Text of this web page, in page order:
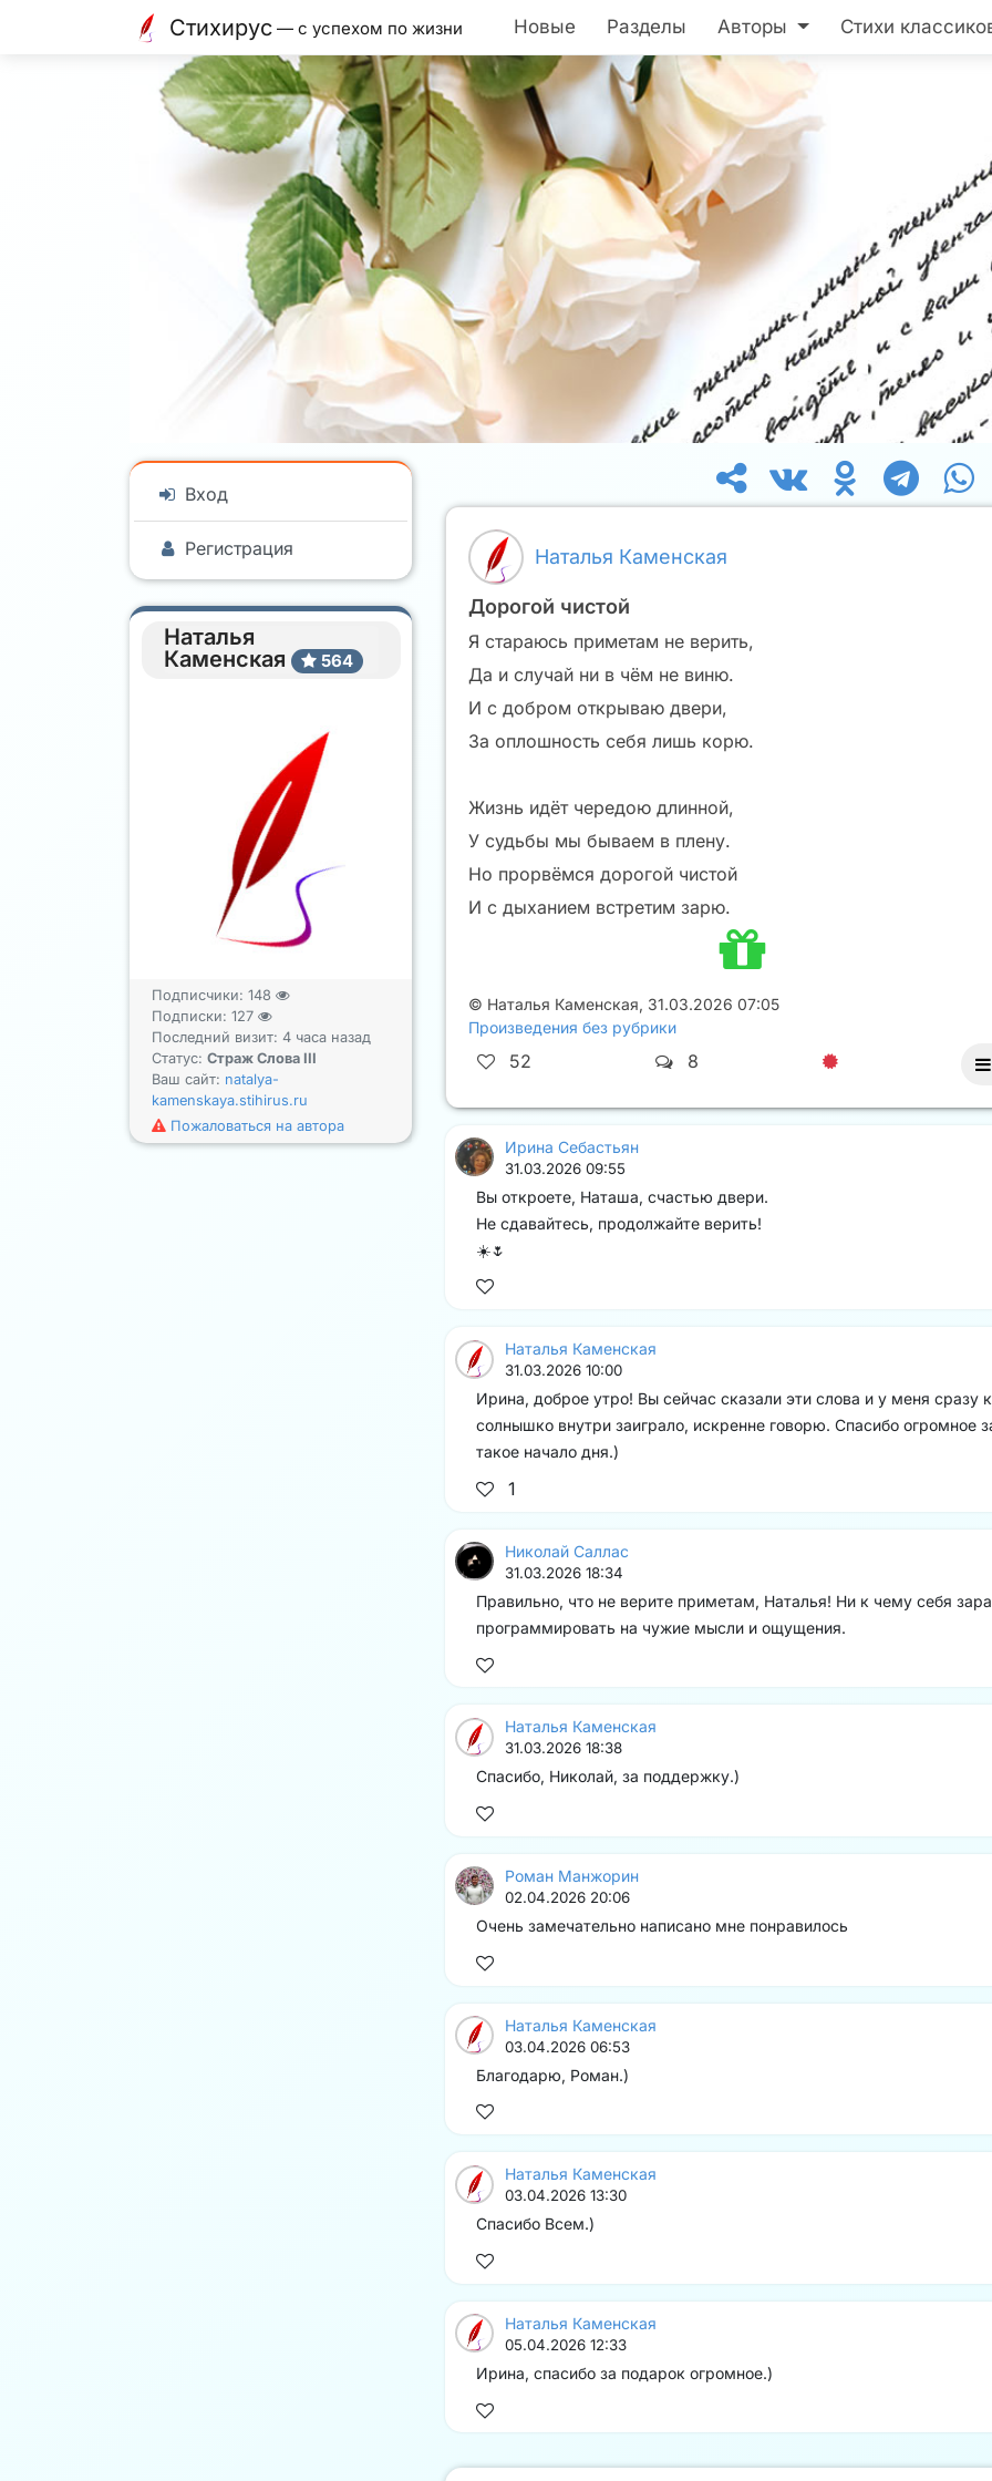
Стихирус — с успехом по жизни Новые Разделы Авторы Стихи
Вход
Регистрация
Наталья
Каменская
564
Подписчики: 148
Подписки: 127
Последний визит: 4 часа назад
Статус: Страж Слова III
Ваш сайт: natalya-
kamenskaya.stihirus.ru
Пожаловаться на автора
Наталья Каменская
Дорогой чистой
Я стараюсь приметам не верить,
Да и случай ни в чём не виню.
И с добром открываю двери,
За оплошность себя лишь корю.
Жизнь идёт чередою длинной,
У судьбы мы бываем в плену.
Но прорвёмся дорогой чистой
И с дыханием встретим зарю.
© Наталья Каменская, 31.03.2026 07:05
Произведения без рубрики
52 8
Ирина Себастьян
31.03.2026 09:55
Вы откроете, Наташа, счастью двери.
Не сдавайтесь, продолжайте верить!
☀️🌷
Наталья Каменская
31.03.2026 10:00
Ирина, доброе утро! Вы сейчас сказали эти слова и у меня сразу
солнышко внутри заиграло, искренне говорю. Спасибо огромное
такое начало дня.)
1
Николай Саллас
31.03.2026 18:34
Правильно, что не верите приметам, Наталья! Ни к чему себя
программировать на чужие мысли и ощущения.
Наталья Каменская
31.03.2026 18:38
Спасибо, Николай, за поддержку.)
Роман Манжорин
02.04.2026 20:06
Очень замечательно написано мне понравилось
Наталья Каменская
03.04.2026 06:53
Благодарю, Роман.)
Наталья Каменская
03.04.2026 13:30
Спасибо Всем.)
Наталья Каменская
05.04.2026 12:33
Ирина, спасибо за подарок огромное.)